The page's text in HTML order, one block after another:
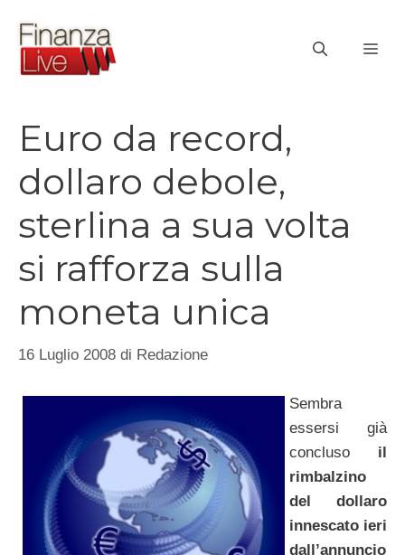
contenuto
Euro da record,
dollaro debole,
sterlina a sua volta
si rafforza sulla
moneta unica
16 Luglio 2008 di Redazione
Sembra
essersi già
concluso il
rimbalzino
del dollaro
innescato ieri
dall’annuncio